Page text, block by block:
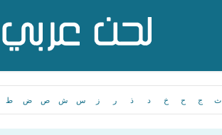
ث ج ح خ د ذ ر ز س ش ص ض ط